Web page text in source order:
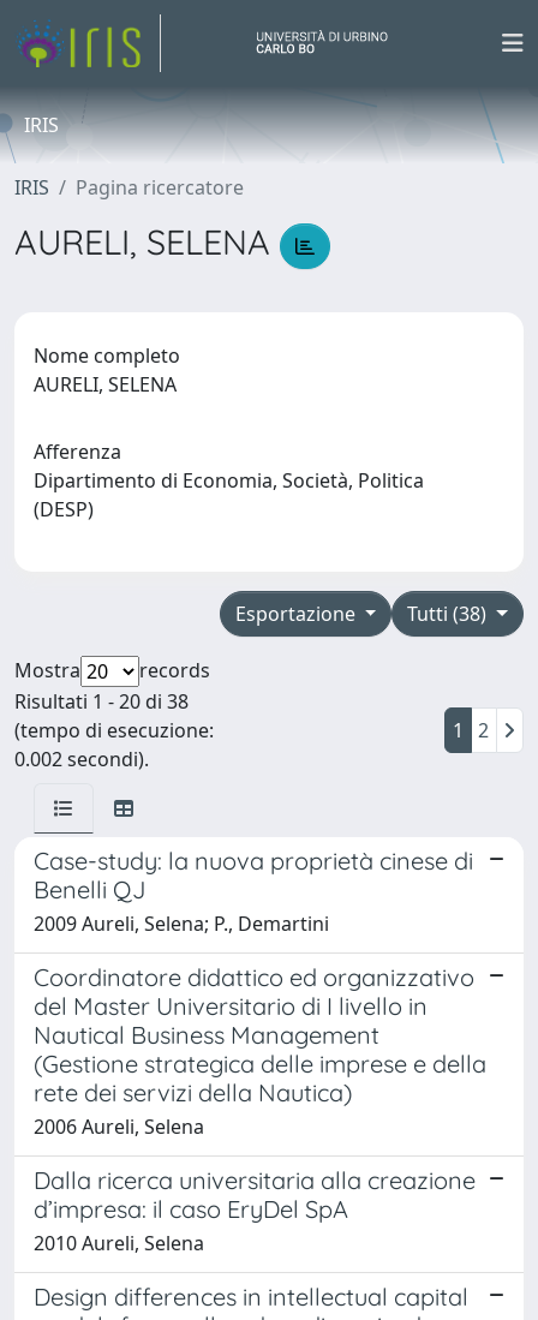
IRIS
IRIS Pagina ricercatore
AURELI, SELENA
Nome completo
AURELI, SELENA
Afferenza
Dipartimento di Economia, Società, Politica
(DESP)
Tutti (38)
Esportazione
Mostra
records
Risultati 1 - 20 di 38
(tempo di esecuzione:
0.002 secondi).
1 2
Case-study: la nuova proprietà cinese di
Benelli QJ
2009 Aureli, Selena; P., Demartini
Coordinatore didattico ed organizzativo
del Master Universitario di I livello in
Nautical Business Management
(Gestione strategica delle imprese e della
rete dei servizi della Nautica)
2006 Aureli, Selena
Dalla ricerca universitaria alla creazione
d’impresa: il caso EryDel SpA
2010 Aureli, Selena
Design differences in intellectual capital